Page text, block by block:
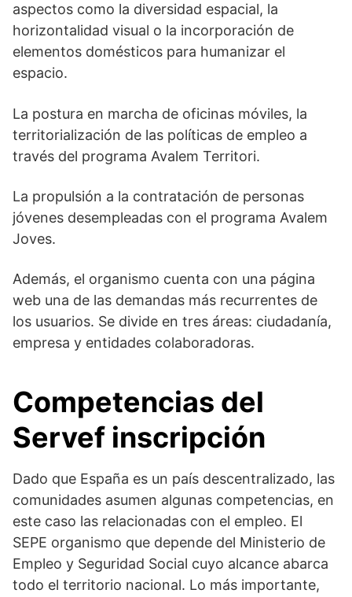
aspectos como la diversidad espacial, la
horizontalidad visual o la incorporación de
elementos domésticos para humanizar el
espacio.
La postura en marcha de oficinas móviles, la
territorialización de las políticas de empleo a
través del programa Avalem Territori.
La propulsión a la contratación de personas
jóvenes desempleadas con el programa Avalem
Joves.
Además, el organismo cuenta con una página
web una de las demandas más recurrentes de
los usuarios. Se divide en tres áreas: ciudadanía,
empresa y entidades colaboradoras.
Competencias del
Servef inscripción
Dado que España es un país descentralizado, las
comunidades asumen algunas competencias, en
este caso las relacionadas con el empleo. El
SEPE organismo que depende del Ministerio de
Empleo y Seguridad Social cuyo alcance abarca
todo el territorio nacional. Lo más importante,